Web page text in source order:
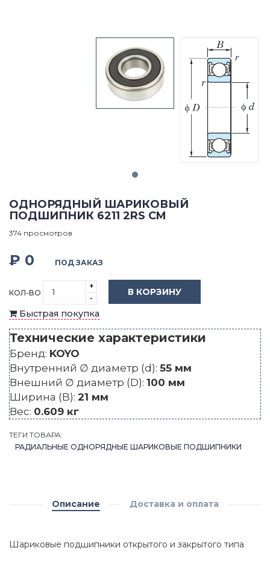
ОДНОРЯДНЫЙ ШАРИКОВЫЙ
ПОДШИПНИК 6211 2RS CM
374 просмотров
₽ 0 ПОД ЗАКАЗ
КОЛ-ВО
+
-
В КОРЗИНУ
Быстрая покупка
Технические характеристики
Бренд: KOYO
Внутренний ∅ диаметр (d): 55 мм
Внешний ∅ диаметр (D): 100 мм
Ширина (B): 21 мм
Вес: 0.609 кг
ТЕГИ ТОВАРА:
РАДИАЛЬНЫЕ ОДНОРЯДНЫЕ ШАРИКОВЫЕ ПОДШИПНИКИ
Описание Доставка и оплата
Шариковые подшипники открытого и закрытого типа